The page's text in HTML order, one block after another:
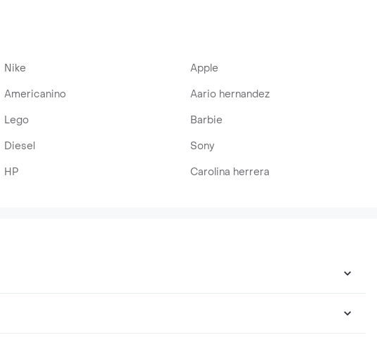
Nike
Apple
Americanino
Aario hernandez
Lego
Barbie
Diesel
Sony
HP Carolina herrera